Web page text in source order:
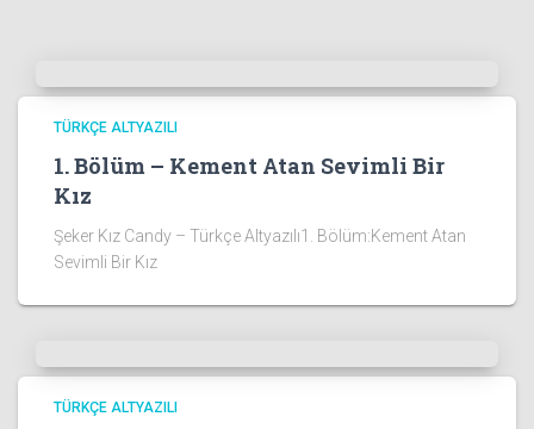
TÜRKÇE ALTYAZILI
1. Bölüm – Kement Atan Sevimli Bir
Kız
Şeker Kız Candy – Türkçe Altyazılı1. Bölüm:Kement Atan
Sevimli Bir Kız
TÜRKÇE ALTYAZILI